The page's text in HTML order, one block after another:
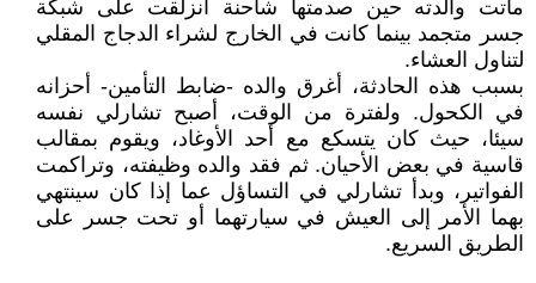
ماتت والدته حين صدمتها شاحنة انزلقت على شبكة
جسر متجمد بينما كانت في الخارج لشراء الدجاج المقلي
لتناول العشاء.
بسبب هذه الحادثة، أغرق والده -ضابط التأمين- أحزانه
في الكحول. ولفترة من الوقت، أصبح تشارلي نفسه
سيئا، حيث كان يتسكع مع أحد الأوغاد، ويقوم بمقالب
قاسية في بعض الأحيان. ثم فقد والده وظيفته، وتراكمت
الفواتير، وبدأ تشارلي في التساؤل عما إذا كان سينتهي
بهما الأمر إلى العيش في سيارتهما أو تحت جسر على
الطريق السريع.